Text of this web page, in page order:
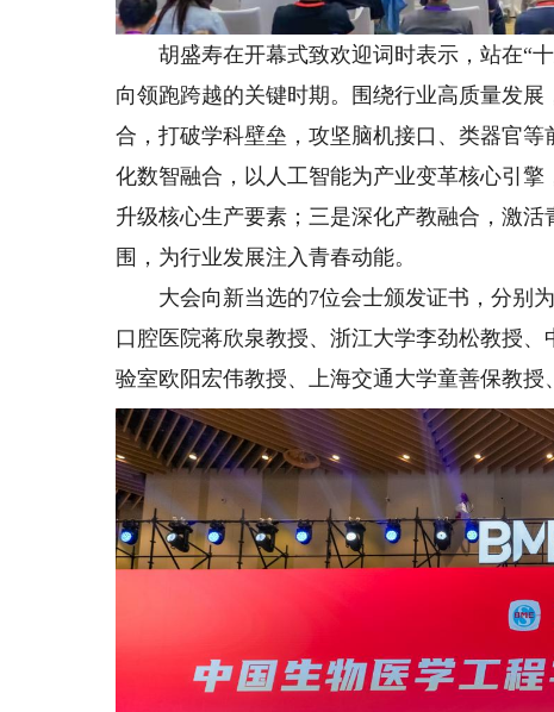
胡盛寿在开幕式致欢迎词时表示，站在“十
向领跑跨越的关键时期。围绕行业高质量发
合，打破学科壁垒，攻坚脑机接口、类器官
化数智融合，以人工智能为产业变革核心引
升级核心生产要素；三是深化产教融合，激
围，为行业发展注入青春动能。
大会向新当选的7位会士颁发证书，分别为
口腔医院蒋欣泉教授、浙江大学李劲松教授
验室欧阳宏伟教授、上海交通大学童善保教授